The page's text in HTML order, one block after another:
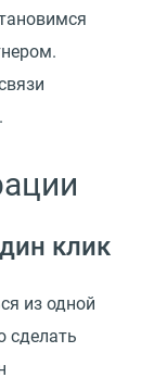
клик
из одной
сделать